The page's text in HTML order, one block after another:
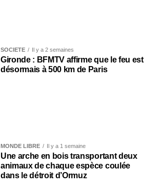
SOCIÉTÉ Il y a 2 semaines
Gironde : BFMTV affirme que le feu est
désormais à 500 km de Paris
MONDE LIBRE Il y a 1 semaine
Une arche en bois transportant deux
animaux de chaque espèce coulée
dans le détroit d’Ormuz